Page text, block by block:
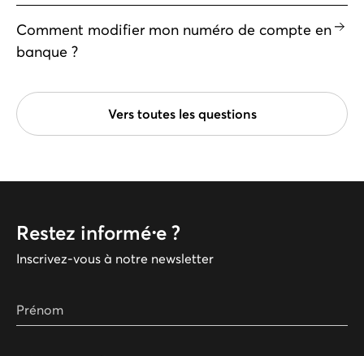
Comment modifier mon numéro de compte en
banque ?
Vers toutes les questions
Restez informé⸱e ?
Inscrivez-vous à notre newsletter
Prénom